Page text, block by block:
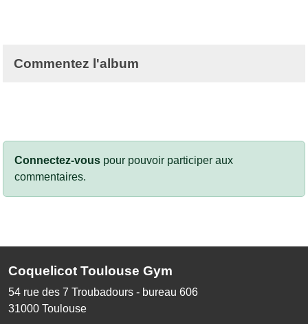
Commentez l'album
Connectez-vous pour pouvoir participer aux
commentaires.
Coquelicot Toulouse Gym
54 rue des 7 Troubadours - bureau 606
31000 Toulouse